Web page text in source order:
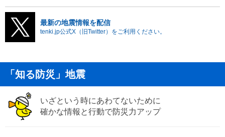
最新の地震情報を配信
tenki.jp公式X（旧Twitter）をご利用ください。
「知る防災」地震
いざという時にあわてないために
確かな情報と行動で防災力アップ